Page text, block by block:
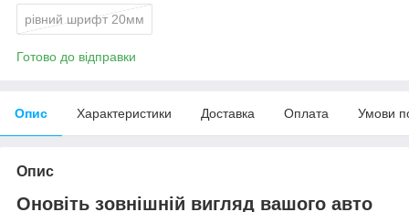
рівний шрифт 20мм
Готово до відправки
Опис Характеристики Доставка Оплата Умови
Опис
Оновіть зовнішній вигляд вашого авто